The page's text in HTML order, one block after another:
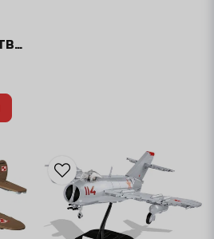
COBI-5752 Grumman TBF AVENGER